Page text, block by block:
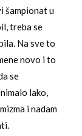
šampionat u
treba se
Na sve to
novo i to
se
lako,
i nadam